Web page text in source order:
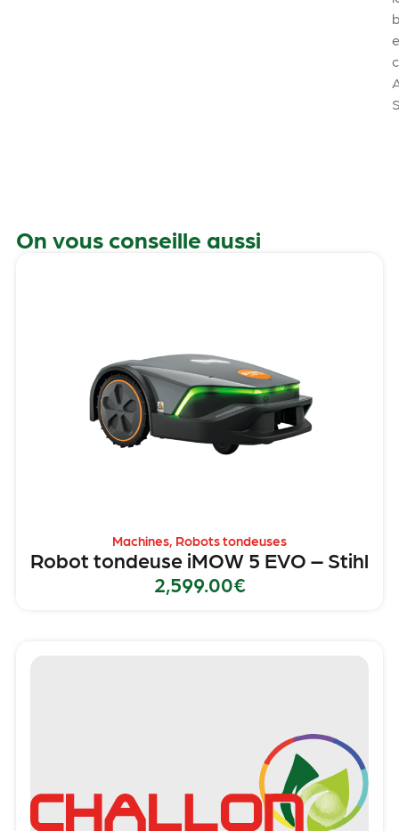
On vous conseille aussi
Machines, Robots tondeuses
Robot tondeuse iMOW 5 EVO – Stihl
2,599.00€